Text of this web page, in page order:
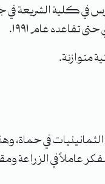
تقاعده عام ١٩٩١.
متوازنة.
في حماة،
عاملاً في